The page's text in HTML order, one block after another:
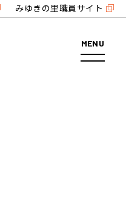
みゆきの里職員サイト
MENU